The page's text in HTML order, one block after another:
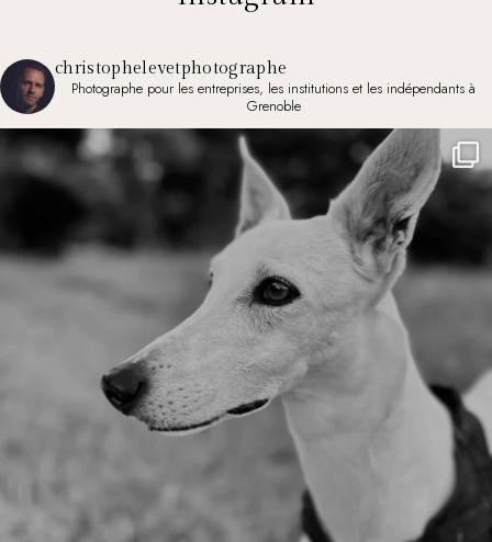
christophelevetphotographe
Photographe pour les entreprises, les institutions et les indépendants à
Grenoble